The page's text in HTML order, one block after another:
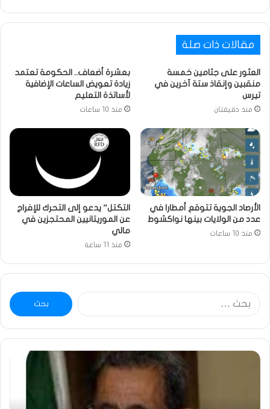
مقالات ذات صلة
العثور على جثامين خمسة
منقبين وإنقاذ ستة آخرين في
تيرس
منذ دقيقتان
بعشرة أضعاف.. الحكومة تعتمد
زيادة تعويض الساعات الإضافية
لأساتذة التعليم
منذ 10 ساعات
الأرصاد الجوية تتوقع أمطارا في
عدد من الولايات بينها نواكشوط
منذ 10 ساعات
التكتل” يدعو إلى التحرك للإفراج
عن الموريتانيين المحتجزين في
مالي
منذ 11 ساعة
البحث
عن:
ومضة